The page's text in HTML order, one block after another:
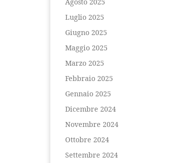
Agosto 2025
Luglio 2025
Giugno 2025
Maggio 2025
Marzo 2025
Febbraio 2025
Gennaio 2025
Dicembre 2024
Novembre 2024
Ottobre 2024
Settembre 2024